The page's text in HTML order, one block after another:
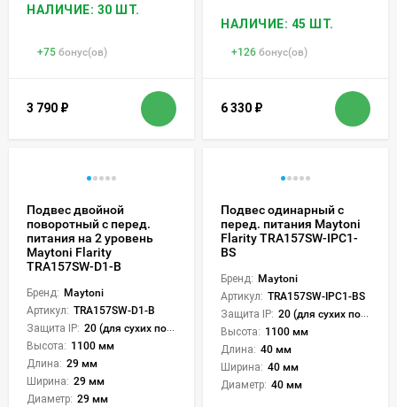
НАЛИЧИЕ: 30 ШТ.
+75 бонус(ов)
3 790 ₽
НАЛИЧИЕ: 45 ШТ.
+126 бонус(ов)
6 330 ₽
Подвес двойной
поворотный с перед.
питания на 2 уровень
Maytoni Flarity
TRA157SW-D1-B
Бренд: Maytoni
Артикул: TRA157SW-D1-B
Защита IP: 20 (для сухих пом.)
Высота: 1100 мм
Длина: 29 мм
Ширина: 29 мм
Диаметр: 29 мм
Подвес одинарный с
перед. питания Maytoni
Flarity TRA157SW-IPC1-
BS
Бренд: Maytoni
Артикул: TRA157SW-IPC1-BS
Защита IP: 20 (для сухих пом.)
Высота: 1100 мм
Длина: 40 мм
Ширина: 40 мм
Диаметр: 40 мм